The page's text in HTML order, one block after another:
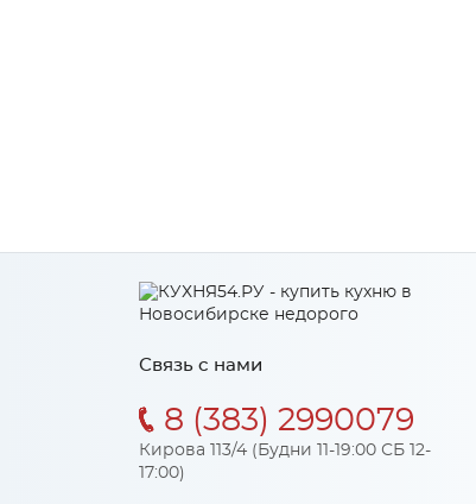
Связь с нами
8 (383) 2990079
Кирова 113/4 (Будни 11-19:00 СБ 12-
17:00)